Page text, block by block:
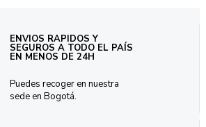
ENVIOS RAPIDOS Y
SEGUROS A TODO EL PAÍS
EN MENOS DE 24H
Puedes recoger en nuestra
sede en Bogotá.